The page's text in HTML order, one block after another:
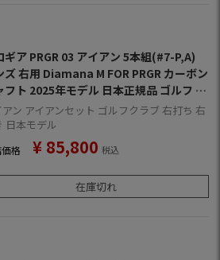
ギア PRGR 03 アイアン 5本組(#7-P,A)
ズ 右用 Diamana M FOR PRGR カーボン
フト 2025年モデル 日本正規品 ゴルフ ゴ
クラブ
アン アイアンセット ゴルフクラブ 右打ち 右
日本モデル
格 ¥ 85,800 税込
在庫切れ